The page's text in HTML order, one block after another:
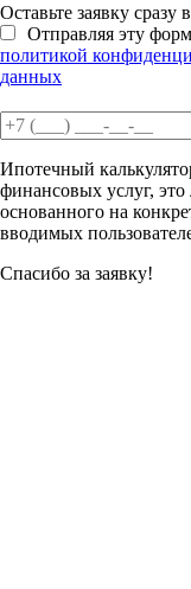
Оставьте заявку сразу
Отправляя эту
политикой
данных
Ипотечный
финансовых услуг,
основанного на
вводимых
Спасибо за заявку!